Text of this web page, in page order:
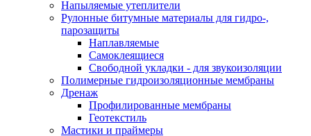
Напыляемые утеплители
Рулонные битумные материалы для гидро-,
парозащиты
Наплавляемые
Самоклеящиеся
Свободной укладки - для звукоизоляции
Полимерные гидроизоляционные мембраны
Дренаж
Профилированные мембраны
Геотекстиль
Мастики и праймеры